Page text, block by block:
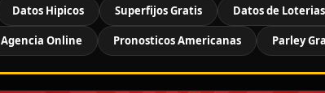
Datos Hipicos Superfijos Gratis Datos de Loterias
Agencia Online Pronosticos Americanas Parley